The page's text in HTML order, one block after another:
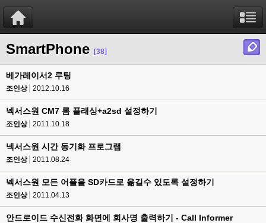
SmartPhone [38]
베가레이서2 루팅
조인상 2012.10.16
넥서스원 CM7 롬 플래싱+a2sd 설정하기
조인상 2011.10.18
넥서스원 시간 동기화 프로그램
조인상 2011.08.24
넥서스원 모든 어플을 SD카드로 옮길수 있도록 설정하기
조인상 2011.04.13
안드로이드 수신전화 화면에 회사명 출력하기 - Call Informer